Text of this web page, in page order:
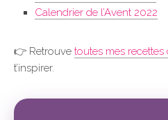
Calendrier de l’Avent 2022
👉 Retrouve toutes mes
t’inspirer.